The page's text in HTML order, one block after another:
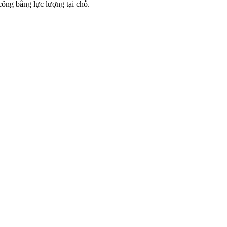
bằng lực lượng tại chỗ.